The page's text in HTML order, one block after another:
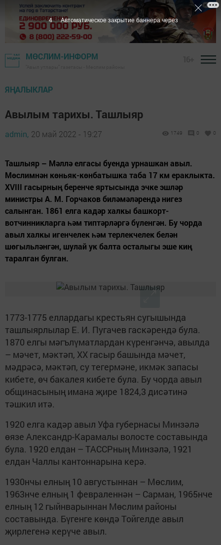
МӨСЛИМ-ИНФОРМ
ЯҢАЛЫКЛАР
Авылым тарихы. Ташлыяр
admin, 20 май 2022 - 19:27 1749 0 0
Ташлыяр – Мәллә елгасы буенда урнашкан авыл.
Мөслимнән көньяк-көнбатышка таба 17 км ераклыкта.
XVIII гасырның беренче яртысында эчке эшләр
министры А. М. Горчаков биләмәләрендә нигез
салынган. 1861 елга кадәр халкы башкорт-
вотчинникларга һәм типтәрләргә бүленгән. Бу чорда
авыл халкы игенчелек һәм терлекчелек белән
шөгыльләнгән, шулай ук балта осталыгы эше киң
таралган булган.
1773-1775 еллардагы крестьян сугышында
ташлыярлылар Е. И. Пугачев гаскәрендә була.
1870 елгы мәгълүматлардан күренгәнчә, авылда
– мәчет, мәктәп, ХХ гасыр башында мәчет,
мәдрәсә, мәктәп, су тегермәне, икмәк запасы
кибете, өч бакалея кибете була. Бу чорда авыл
общинасының имана җире 1824,3 дисәтинә
тәшкил итә.
1920 елга кадәр авыл Уфа губернасы Минзәлә
өязе Александр-Карамалы волосте составында
була. 1920 елдан – ТАССРның Минзәлә, 1921
елдан Чаллы кантоннарына керә.
1930нчы елның 10 августыннан – Мөслим,
1963нче елның 1 февраленнән – Сарман, 1965нче
елның 12 гыйнварыннан Мөслим районы
составында. Бүгенге көндә Тойгелде авыл
җирлегенә керүче авыл.
3 Автоматическое закрытие баннера через